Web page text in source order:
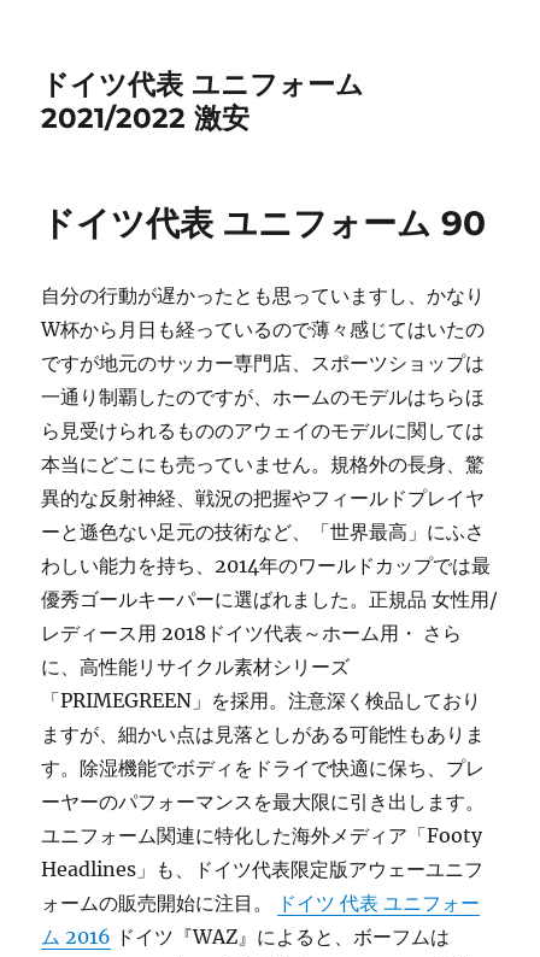
ドイツ代表 ユニフォーム
2021/2022 激安
ドイツ代表 ユニフォーム 90
自分の行動が遅かったとも思っていますし、かなり
W杯から月日も経っているので薄々感じてはいたの
ですが地元のサッカー専門店、スポーツショップは
一通り制覇したのですが、ホームのモデルはちらほ
ら見受けられるもののアウェイのモデルに関しては
本当にどこにも売っていません。規格外の長身、驚
異的な反射神経、戦況の把握やフィールドプレイヤ
ーと遜色ない足元の技術など、「世界最高」にふさ
わしい能力を持ち、2014年のワールドカップでは最
優秀ゴールキーパーに選ばれました。正規品 女性用/
レディース用 2018ドイツ代表～ホーム用・ さら
に、高性能リサイクル素材シリーズ
「PRIMEGREEN」を採用。注意深く検品しており
ますが、細かい点は見落としがある可能性もありま
す。除湿機能でボディをドライで快適に保ち、プレ
ーヤーのパフォーマンスを最大限に引き出します。
ユニフォーム関連に特化した海外メディア「Footy
Headlines」も、ドイツ代表限定版アウェーユニフ
ォームの販売開始に注目。
ドイツ 代表 ユニフォー
ム 2016 ドイツ『WAZ』によると、ボーフムは